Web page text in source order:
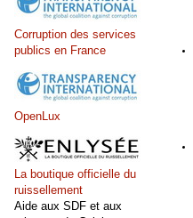
Corruption des services
publics en France
OpenLux
La boutique officielle du
ruissellement
Aide aux SDF et aux